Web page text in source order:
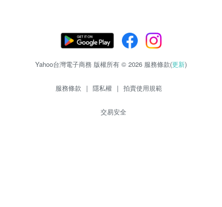
Yahoo台灣電子商務 版權所有 © 2026 服務條款(更新)
服務條款 | 隱私權 | 拍賣使用規範
交易安全